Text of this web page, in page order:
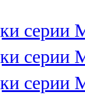
серии
серии
серии